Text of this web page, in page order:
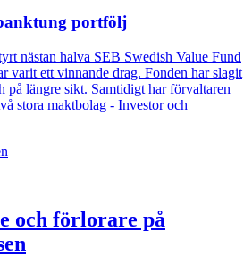
portfölj
nästan halva SEB Swedish Value Fund
varit ett vinnande drag. Fonden har slagit
på längre sikt. Samtidigt har förvaltaren
stora maktbolag - Investor och
och förlorare på